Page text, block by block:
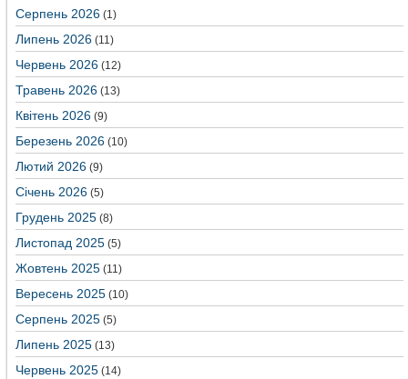
Серпень 2026 (1)
Липень 2026 (11)
Червень 2026 (12)
Травень 2026 (13)
Квітень 2026 (9)
Березень 2026 (10)
Лютий 2026 (9)
Січень 2026 (5)
Грудень 2025 (8)
Листопад 2025 (5)
Жовтень 2025 (11)
Вересень 2025 (10)
Серпень 2025 (5)
Липень 2025 (13)
Червень 2025 (14)